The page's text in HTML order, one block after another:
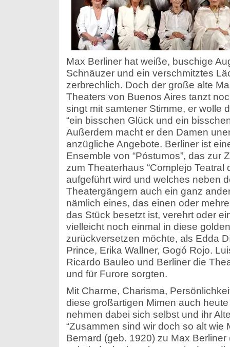
Max Berliner hat weiße, buschige
Schnäuzer und ein verschmitztes
zerbrechlich. Doch der große alte
Theaters von Buenos Aires tanzt
singt mit samtener Stimme, er wolle
“ein bisschen Glück und ein
Außerdem macht er den Damen
anzügliche Angebote. Berliner ist
Ensemble von “Póstumos”, das zur
zum Theaterhaus “Complejo Teatral
aufgeführt wird und welches neben
Theatergängern auch ein ganz
nämlich eines, das einen oder
das Stück besetzt ist, verehrt oder
vielleicht noch einmal in diese
zurückversetzen möchte, als Edda
Prince, Erika Wallner, Gogó Rojo.
Ricardo Bauleo und Berliner die
und für Furore sorgten.
Mit Charme, Charisma,
diese großartigen Mimen auch
nehmen dabei sich selbst und ihr
“Zusammen sind wir doch so alt wie
Bernard (geb. 1920) zu Max